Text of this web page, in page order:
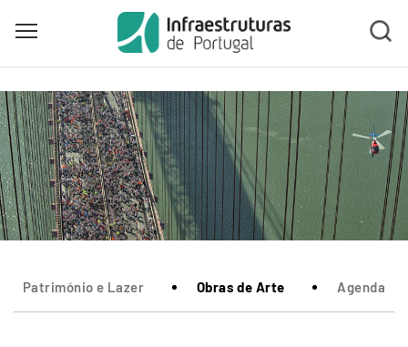
Skip
to
main
content
Toggle main menu visibility
Património e Lazer Obras de Arte Agenda